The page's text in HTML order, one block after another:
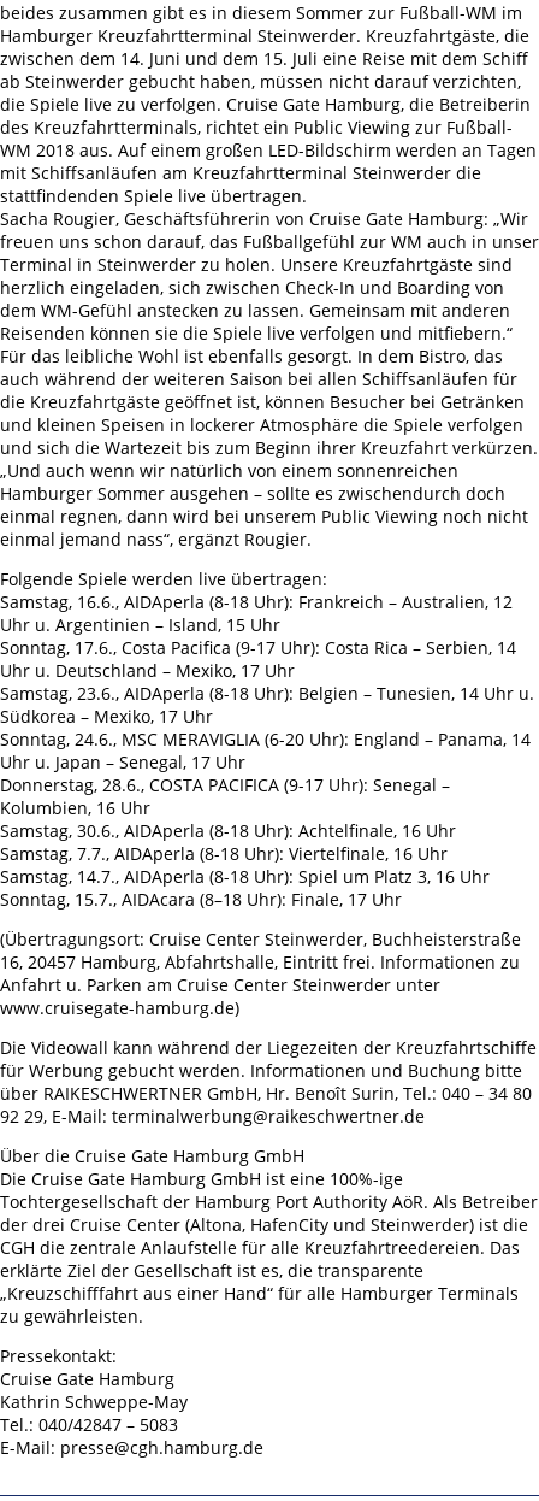
beides zusammen gibt es in diesem Sommer zur Fußball-WM im
Hamburger Kreuzfahrtterminal Steinwerder. Kreuzfahrtgäste, die
zwischen dem 14. Juni und dem 15. Juli eine Reise mit dem Schiff
ab Steinwerder gebucht haben, müssen nicht darauf verzichten,
die Spiele live zu verfolgen. Cruise Gate Hamburg, die Betreiberin
des Kreuzfahrtterminals, richtet ein Public Viewing zur Fußball-
WM 2018 aus. Auf einem großen LED-Bildschirm werden an Tagen
mit Schiffsanläufen am Kreuzfahrtterminal Steinwerder die
stattfindenden Spiele live übertragen.
Sacha Rougier, Geschäftsführerin von Cruise Gate Hamburg: „Wir
freuen uns schon darauf, das Fußballgefühl zur WM auch in unser
Terminal in Steinwerder zu holen. Unsere Kreuzfahrtgäste sind
herzlich eingeladen, sich zwischen Check-In und Boarding von
dem WM-Gefühl anstecken zu lassen. Gemeinsam mit anderen
Reisenden können sie die Spiele live verfolgen und mitfiebern.“
Für das leibliche Wohl ist ebenfalls gesorgt. In dem Bistro, das
auch während der weiteren Saison bei allen Schiffsanläufen für
die Kreuzfahrtgäste geöffnet ist, können Besucher bei Getränken
und kleinen Speisen in lockerer Atmosphäre die Spiele verfolgen
und sich die Wartezeit bis zum Beginn ihrer Kreuzfahrt verkürzen.
„Und auch wenn wir natürlich von einem sonnenreichen
Hamburger Sommer ausgehen – sollte es zwischendurch doch
einmal regnen, dann wird bei unserem Public Viewing noch nicht
einmal jemand nass“, ergänzt Rougier.
Folgende Spiele werden live übertragen:
Samstag, 16.6., AIDAperla (8-18 Uhr): Frankreich – Australien, 12
Uhr u. Argentinien – Island, 15 Uhr
Sonntag, 17.6., Costa Pacifica (9-17 Uhr): Costa Rica – Serbien, 14
Uhr u. Deutschland – Mexiko, 17 Uhr
Samstag, 23.6., AIDAperla (8-18 Uhr): Belgien – Tunesien, 14 Uhr u.
Südkorea – Mexiko, 17 Uhr
Sonntag, 24.6., MSC MERAVIGLIA (6-20 Uhr): England – Panama, 14
Uhr u. Japan – Senegal, 17 Uhr
Donnerstag, 28.6., COSTA PACIFICA (9-17 Uhr): Senegal –
Kolumbien, 16 Uhr
Samstag, 30.6., AIDAperla (8-18 Uhr): Achtelfinale, 16 Uhr
Samstag, 7.7., AIDAperla (8-18 Uhr): Viertelfinale, 16 Uhr
Samstag, 14.7., AIDAperla (8-18 Uhr): Spiel um Platz 3, 16 Uhr
Sonntag, 15.7., AIDAcara (8–18 Uhr): Finale, 17 Uhr
(Übertragungsort: Cruise Center Steinwerder, Buchheisterstraße
16, 20457 Hamburg, Abfahrtshalle, Eintritt frei. Informationen zu
Anfahrt u. Parken am Cruise Center Steinwerder unter
www.cruisegate-hamburg.de)
Die Videowall kann während der Liegezeiten der Kreuzfahrtschiffe
für Werbung gebucht werden. Informationen und Buchung bitte
über RAIKESCHWERTNER GmbH, Hr. Benoît Surin, Tel.: 040 – 34 80
92 29, E-Mail: terminalwerbung@raikeschwertner.de
Über die Cruise Gate Hamburg GmbH
Die Cruise Gate Hamburg GmbH ist eine 100%-ige
Tochtergesellschaft der Hamburg Port Authority AöR. Als Betreiber
der drei Cruise Center (Altona, HafenCity und Steinwerder) ist die
CGH die zentrale Anlaufstelle für alle Kreuzfahrtreedereien. Das
erklärte Ziel der Gesellschaft ist es, die transparente
„Kreuzschifffahrt aus einer Hand“ für alle Hamburger Terminals
zu gewährleisten.
Pressekontakt:
Cruise Gate Hamburg
Kathrin Schweppe-May
Tel.: 040/42847 – 5083
E-Mail: presse@cgh.hamburg.de